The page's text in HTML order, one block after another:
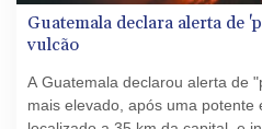
Guatemala declara alerta de
vulcão
A Guatemala declarou alerta de
mais elevado, após uma potente